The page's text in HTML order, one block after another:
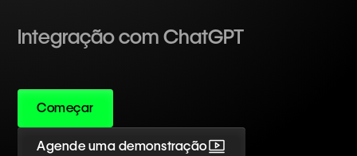
Integração com ChatGPT
Começar
Agende uma demonstração